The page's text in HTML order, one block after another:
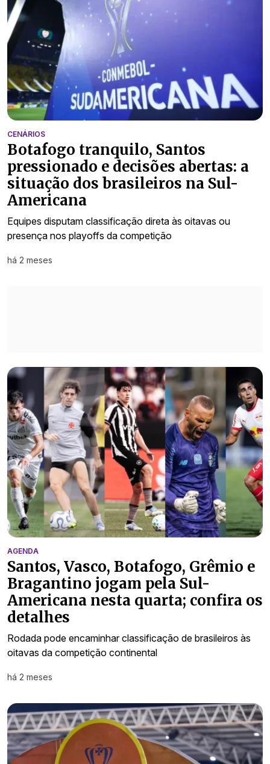
CENÁRIOS
Botafogo tranquilo, Santos
pressionado e decisões abertas: a
situação dos brasileiros na Sul-
Americana
Equipes disputam classificação direta às oitavas ou
presença nos playoffs da competição
há 2 meses
AGENDA
Santos, Vasco, Botafogo, Grêmio e
Bragantino jogam pela Sul-
Americana nesta quarta; confira os
detalhes
Rodada pode encaminhar classificação de brasileiros às
oitavas da competição continental
há 2 meses